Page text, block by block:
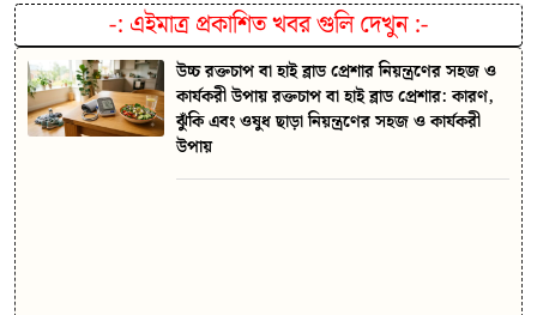
-: এইমাত্র প্রকাশিত খবর গুলি দেখুন:-
উচ্চ রক্তচাপ বা হাই ব্লাড প্রেশার নিয়ন্ত্রণের সহজ ও
কার্যকরী উপায় রক্তচাপ বা হাই ব্লাড প্রেশার: কারণ,
ঝুঁকি এবং ওষুধ ছাড়া নিয়ন্ত্রণের সহজ ও কার্যকরী
উপায়